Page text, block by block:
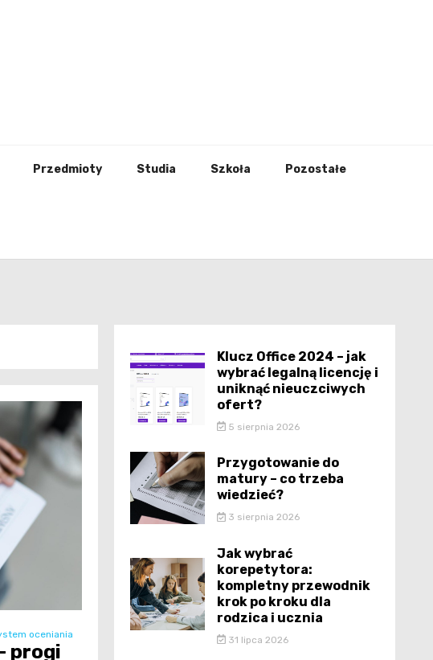
Przedmioty Studia Szkoła Pozostałe
oceniania
progi
Klucz Office 2024 – jak
wybrać legalną licencję i
uniknąć nieuczciwych
ofert?
5 sierpnia 2026
Przygotowanie do
matury – co trzeba
wiedzieć?
3 sierpnia 2026
Jak wybrać
korepetytora:
kompletny przewodnik
krok po kroku dla
rodzica i ucznia
31 lipca 2026